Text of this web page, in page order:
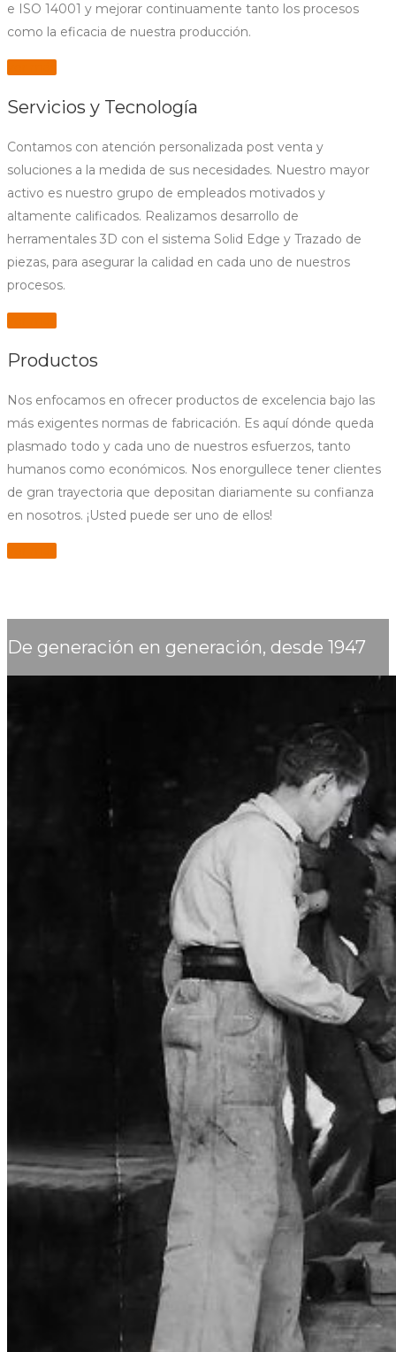
e ISO 14001 y mejorar continuamente tanto los procesos
como la eficacia de nuestra producción.
Servicios y Tecnología
Contamos con atención personalizada post venta y
soluciones a la medida de sus necesidades. Nuestro mayor
activo es nuestro grupo de empleados motivados y
altamente calificados. Realizamos desarrollo de
herramentales 3D con el sistema Solid Edge y Trazado de
piezas, para asegurar la calidad en cada uno de nuestros
procesos.
Productos
Nos enfocamos en ofrecer productos de excelencia bajo las
más exigentes normas de fabricación. Es aquí dónde queda
plasmado todo y cada uno de nuestros esfuerzos, tanto
humanos como económicos. Nos enorgullece tener clientes
de gran trayectoria que depositan diariamente su confianza
en nosotros. ¡Usted puede ser uno de ellos!
De generación en generación, desde 1947